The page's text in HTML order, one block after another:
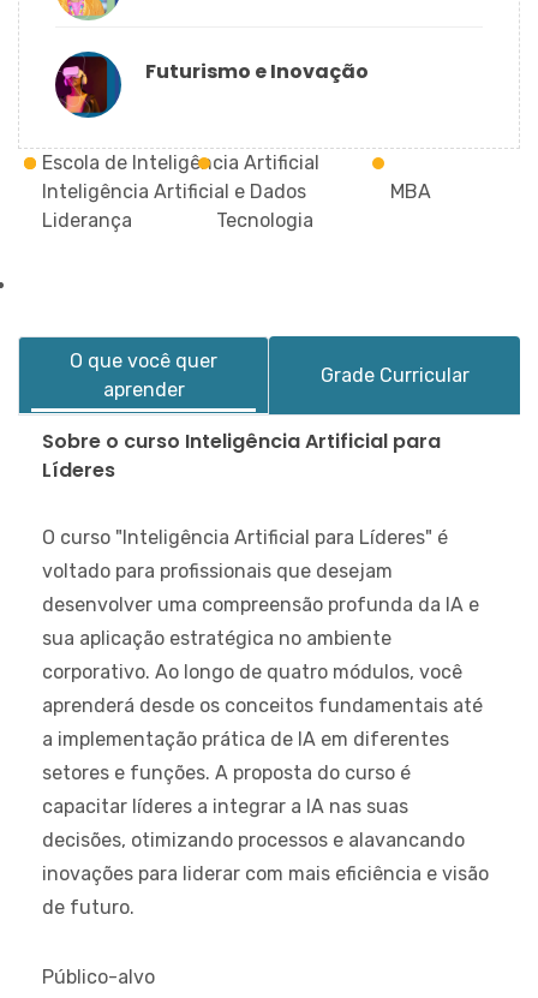
Futurismo e Inovação
Escola de Inteligência Artificial
Inteligência Artificial e Dados
MBA
Liderança
Tecnologia
O que você quer
aprender
Grade Curricular
Sobre o curso Inteligência Artificial para
Líderes
O curso "Inteligência Artificial para Líderes" é
voltado para profissionais que desejam
desenvolver uma compreensão profunda da IA e
sua aplicação estratégica no ambiente
corporativo. Ao longo de quatro módulos, você
aprenderá desde os conceitos fundamentais até
a implementação prática de IA em diferentes
setores e funções. A proposta do curso é
capacitar líderes a integrar a IA nas suas
decisões, otimizando processos e alavancando
inovações para liderar com mais eficiência e visão
de futuro.
Público-alvo